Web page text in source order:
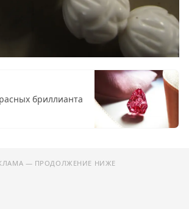
бриллианта
— ПРОДОЛЖЕНИЕ НИЖЕ